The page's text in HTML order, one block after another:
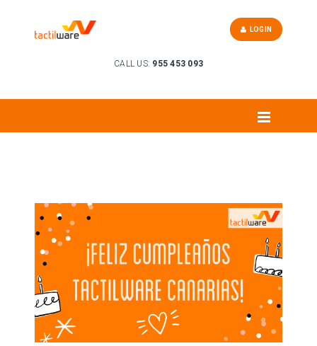
CALL US: 955 453 093
LOGIN